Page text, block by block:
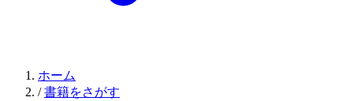
ホーム
/ 書籍をさがす